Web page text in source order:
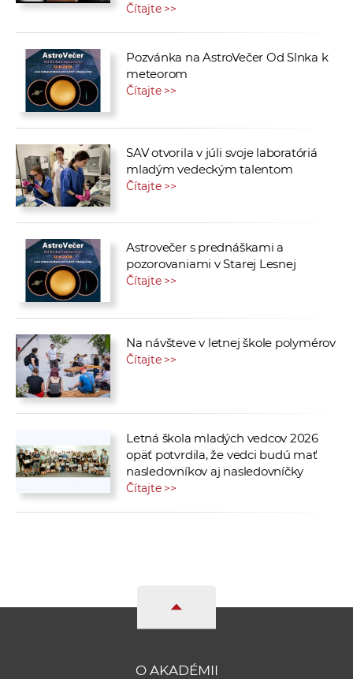
Čítajte >>
Pozvánka na AstroVečer Od Slnka k
meteorom
Čítajte >>
SAV otvorila v júli svoje laboratóriá
mladým vedeckým talentom
Čítajte >>
Astrovečer s prednáškami a
pozorovaniami v Starej Lesnej
Čítajte >>
Na návšteve v letnej škole polymérov
Čítajte >>
Letná škola mladých vedcov 2026
opäť potvrdila, že vedci budú mať
nasledovníkov aj nasledovníčky
Čítajte >>
O AKADÉMII